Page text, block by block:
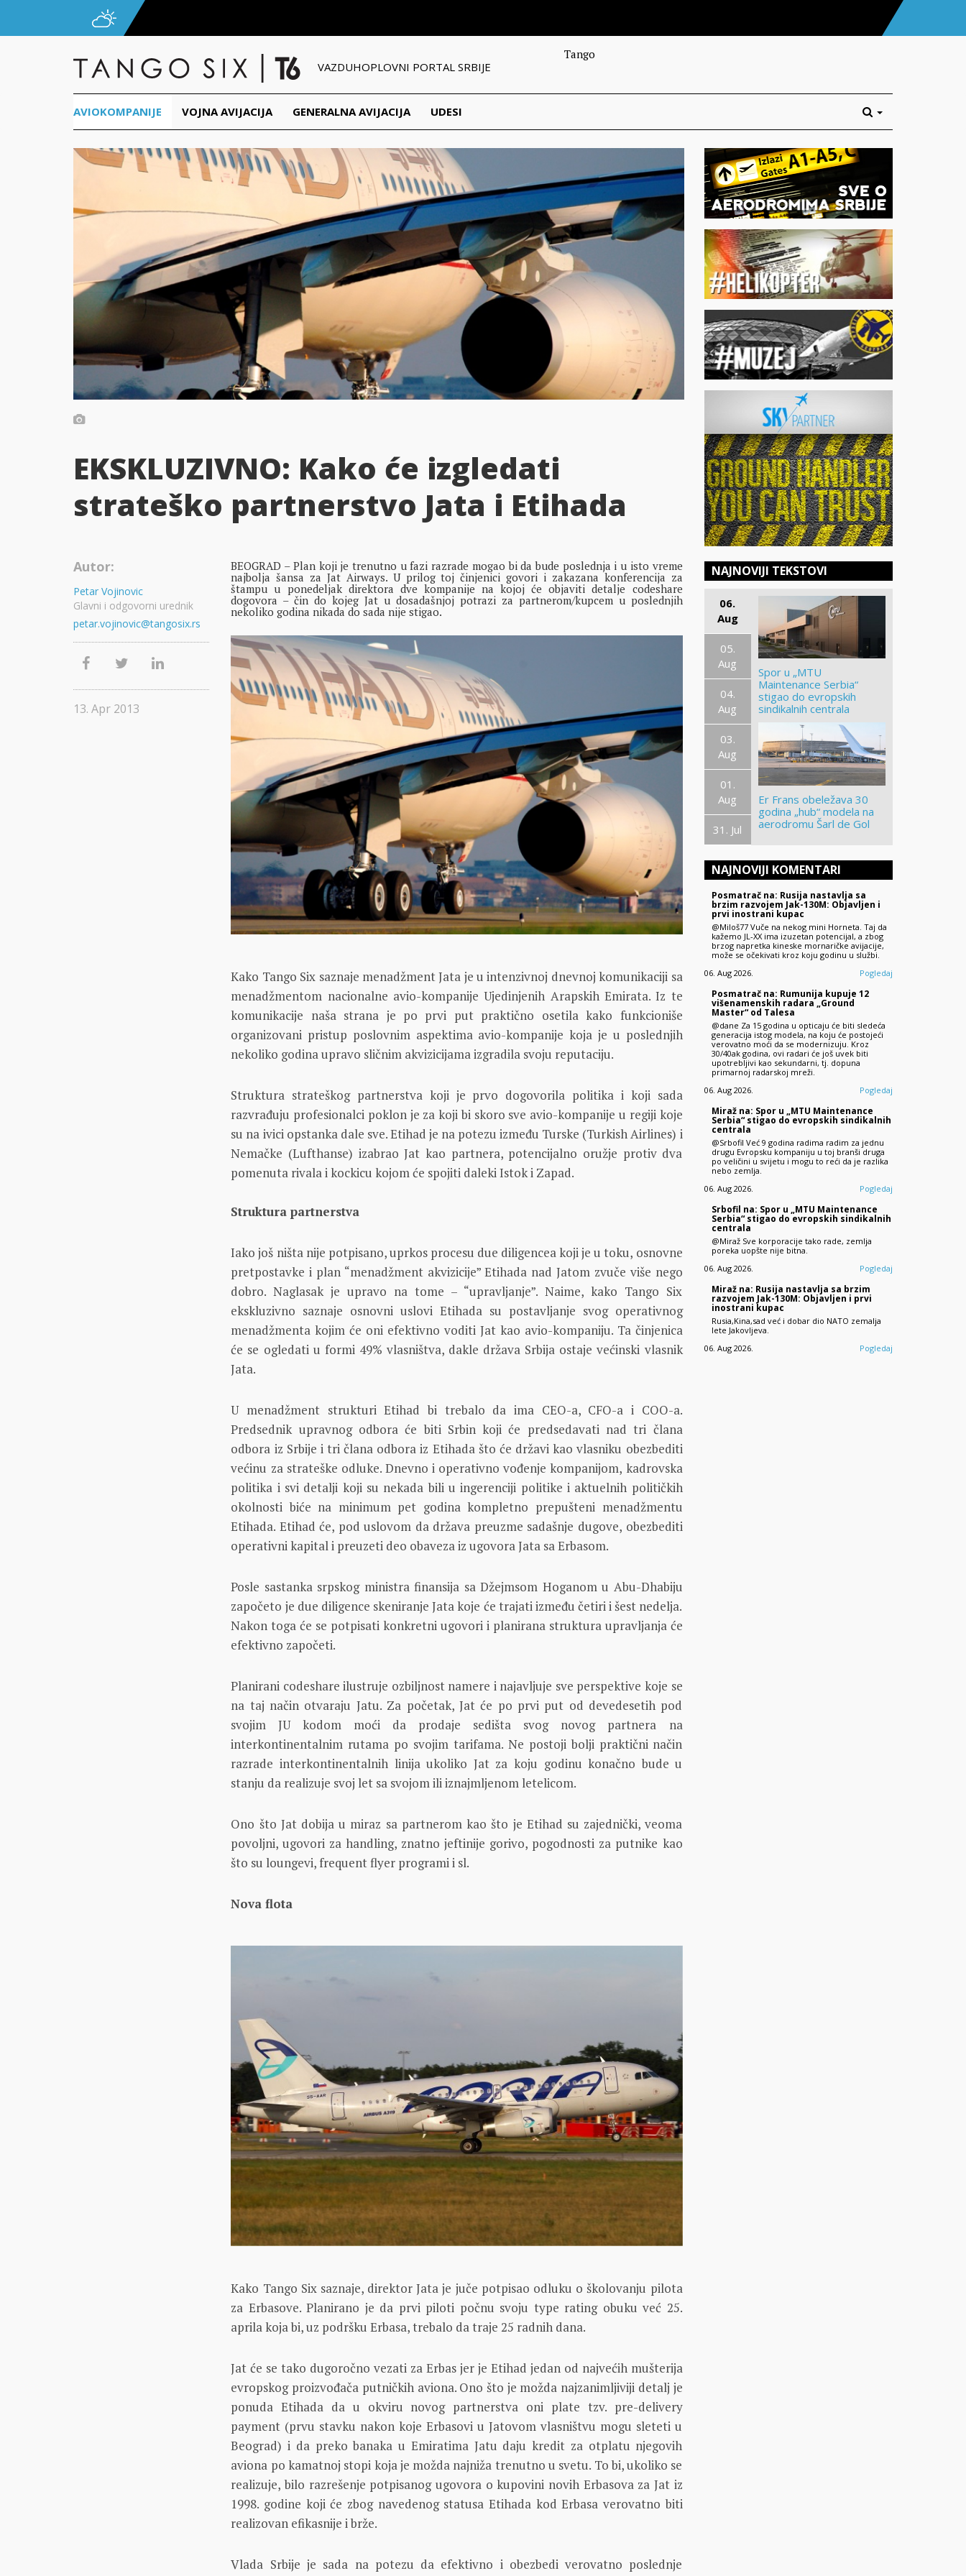
VAZDUHOPLOVNI PORTAL SRBIJE
Tango
AVIOKOMPANIJE VOJNA AVIJACIJA GENERALNA AVIJACIJA UDESI
EKSKLUZIVNO: Kako će izgledati
strateško partnerstvo Jata i Etihada
BEOGRAD – Plan koji je trenutno u fazi razrade mogao bi da bude poslednja i u isto vreme
najbolja šansa za Jat Airways. U prilog toj činjenici govori i zakazana konferencija za
štampu u ponedeljak direktora dve kompanije na kojoj će objaviti detalje codeshare
dogovora – čin do kojeg Jat u dosadašnjoj potrazi za partnerom/kupcem u poslednjih
nekoliko godina nikada do sada nije stigao.
Kako Tango Six saznaje menadžment Jata je u intenzivnoj dnevnoj komunikaciji sa
menadžmentom nacionalne avio-kompanije Ujedinjenih Arapskih Emirata. Iz te
komunikacije naša strana je po prvi put praktično osetila kako funkcioniše
organizovani pristup poslovnim aspektima avio-kompanije koja je u poslednjih
nekoliko godina upravo sličnim akvizicijama izgradila svoju reputaciju.
Struktura strateškog partnerstva koji je prvo dogovorila politika i koji sada
razvrađuju profesionalci poklon je za koji bi skoro sve avio-kompanije u regiji koje
su na ivici opstanka dale sve. Etihad je na potezu između Turske (Turkish Airlines) i
Nemačke (Lufthanse) izabrao Jat kao partnera, potencijalno oružje protiv dva
pomenuta rivala i kockicu kojom će spojiti daleki Istok i Zapad.
Struktura partnerstva
Iako još ništa nije potpisano, uprkos procesu due diligencea koji je u toku, osnovne
pretpostavke i plan “menadžment akvizicije” Etihada nad Jatom zvuče više nego
dobro. Naglasak je upravo na tome – “upravljanje”. Naime, kako Tango Six
ekskluzivno saznaje osnovni uslovi Etihada su postavljanje svog operativnog
menadžmenta kojim će oni efektivno voditi Jat kao avio-kompaniju. Ta činjenica
će se ogledati u formi 49% vlasništva, dakle država Srbija ostaje većinski vlasnik
Jata.
U menadžment strukturi Etihad bi trebalo da ima CEO-a, CFO-a i COO-a.
Predsednik upravnog odbora će biti Srbin koji će predsedavati nad tri člana
odbora iz Srbije i tri člana odbora iz Etihada što će državi kao vlasniku obezbediti
većinu za strateške odluke. Dnevno i operativno vođenje kompanijom, kadrovska
politika i svi detalji koji su nekada bili u ingerenciji politike i aktuelnih političkih
okolnosti biće na minimum pet godina kompletno prepušteni menadžmentu
Etihada. Etihad će, pod uslovom da država preuzme sadašnje dugove, obezbediti
operativni kapital i preuzeti deo obaveza iz ugovora Jata sa Erbasom.
Posle sastanka srpskog ministra finansija sa Džejmsom Hoganom u Abu-Dhabiju
započeto je due diligence skeniranje Jata koje će trajati između četiri i šest nedelja.
Nakon toga će se potpisati konkretni ugovori i planirana struktura upravljanja će
efektivno započeti.
Planirani codeshare ilustruje ozbiljnost namere i najavljuje sve perspektive koje se
na taj način otvaraju Jatu. Za početak, Jat će po prvi put od devedesetih pod
svojim JU kodom moći da prodaje sedišta svog novog partnera na
interkontinentalnim rutama po svojim tarifama. Ne postoji bolji praktični način
razrade interkontinentalnih linija ukoliko Jat za koju godinu konačno bude u
stanju da realizuje svoj let sa svojom ili iznajmljenom letelicom.
Ono što Jat dobija u miraz sa partnerom kao što je Etihad su zajednički, veoma
povoljni, ugovori za handling, znatno jeftinije gorivo, pogodnosti za putnike kao
što su loungevi, frequent flyer programi i sl.
Nova flota
Kako Tango Six saznaje, direktor Jata je juče potpisao odluku o školovanju pilota
za Erbasove. Planirano je da prvi piloti počnu svoju type rating obuku već 25.
aprila koja bi, uz podršku Erbasa, trebalo da traje 25 radnih dana.
Jat će se tako dugoročno vezati za Erbas jer je Etihad jedan od najvećih mušterija
evropskog proizvođača putničkih aviona. Ono što je možda najzanimljiviji detalj je
ponuda Etihada da u okviru novog partnerstva oni plate tzv. pre-delivery
payment (prvu stavku nakon koje Erbasovi u Jatovom vlasništvu mogu sleteti u
Beograd) i da preko banaka u Emiratima Jatu daju kredit za otplatu njegovih
aviona po kamatnoj stopi koja je možda najniža trenutno u svetu. To bi, ukoliko se
realizuje, bilo razrešenje potpisanog ugovora o kupovini novih Erbasova za Jat iz
1998. godine koji će zbog navedenog statusa Etihada kod Erbasa verovatno biti
realizovan efikasnije i brže.
Vlada Srbije je sada na potezu da efektivno i obezbedi verovatno poslednje
Autor:
Petar Vojinovic
Glavni i odgovorni urednik
petar.vojinovic@tangosix.rs
13. Apr 2013
NAJNOVIJI TEKSTOVI
06.
Aug
05.
Aug
04.
Aug
03.
Aug
01.
Aug
31. Jul
Spor u „MTU
Maintenance Serbia“
stigao do evropskih
sindikalnih centrala
Er Frans obeležava 30
godina „hub“ modela na
aerodromu Šarl de Gol
NAJNOVIJI KOMENTARI
Posmatrač na: Rusija nastavlja sa
brzim razvojem Jak-130M: Objavljen i
prvi inostrani kupac
@Miloš77 Vuče na nekog mini Horneta. Taj da
kažemo JL-XX ima izuzetan potencijal, a zbog
brzog napretka kineske mornaričke avijacije,
može se očekivati kroz koju godinu u službi.
06. Aug 2026.
Pogledaj
Posmatrač na: Rumunija kupuje 12
višenamenskih radara „Ground
Master“ od Talesa
@dane Za 15 godina u opticaju će biti sledeća
generacija istog modela, na koju će postojeći
verovatno moći da se modernizuju. Kroz
30/40ak godina, ovi radari će još uvek biti
upotrebljivi kao sekundarni, tj. dopuna
primarnoj radarskoj mreži.
06. Aug 2026.
Pogledaj
Miraž na: Spor u „MTU Maintenance
Serbia“ stigao do evropskih sindikalnih
centrala
@Srbofil Već 9 godina radima radim za jednu
drugu Evropsku kompaniju u toj branši druga
po veličini u svijetu i mogu to reći da je razlika
nebo zemlja.
06. Aug 2026.
Pogledaj
Srbofil na: Spor u „MTU Maintenance
Serbia“ stigao do evropskih sindikalnih
centrala
@Miraž Sve korporacije tako rade, zemlja
poreka uopšte nije bitna.
06. Aug 2026.
Pogledaj
Miraž na: Rusija nastavlja sa brzim
razvojem Jak-130M: Objavljen i prvi
inostrani kupac
Rusia,Kina,sad već i dobar dio NATO zemalja
lete Jakovljeva.
06. Aug 2026.
Pogledaj